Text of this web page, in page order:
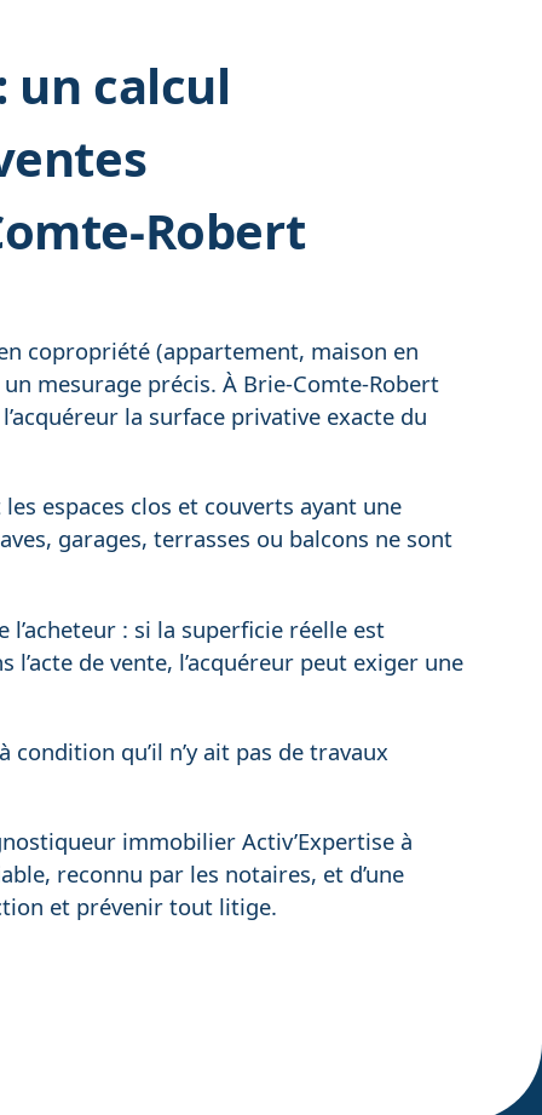
un calcul
Robert
copropriété (appartement, maison en
mesurage précis. À Brie-Comte-Robert
la surface privative exacte du
espaces clos et couverts ayant une
garages, terrasses ou balcons ne sont
: si la superficie réelle est
de vente, l’acquéreur peut exiger une
qu’il n’y ait pas de travaux
immobilier Activ’Expertise à
reconnu par les notaires, et d’une
et prévenir tout litige.